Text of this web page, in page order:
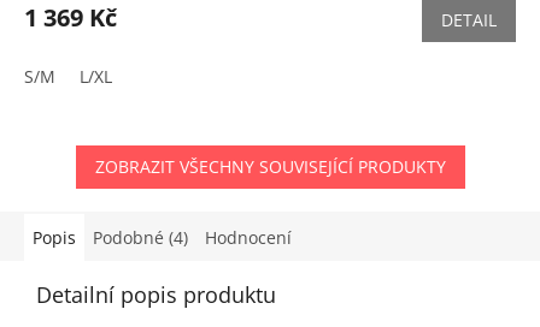
1 369 Kč DETAIL
S/M L/XL
ZOBRAZIT VŠECHNY SOUVISEJÍCÍ PRODUKTY
Popis Podobné (4) Hodnocení
Detailní popis produktu